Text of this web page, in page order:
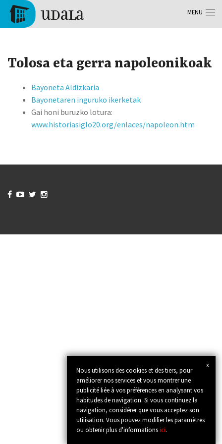
Aller au contenu principal
Tolosa eta gerra napoleonikoak
Bayoneta Aldizkaria
Bayonetaren inguruko ikerketak
Gai honi buruzko lotura:
www.historiasiglo20.org/enlaces/napoleon.htm
x
Nous utilisons des cookies et des tiers, pour
améliorer nos services et vous montrer une
publicité liée à vos préférences en analysant vos
habitudes de navigation. Si vous continuez la
navigation, considérer que vous acceptez son
utilisation. Vous pouvez modifier les paramètres
ou obtenir plus d'informationsici.
   
MENU